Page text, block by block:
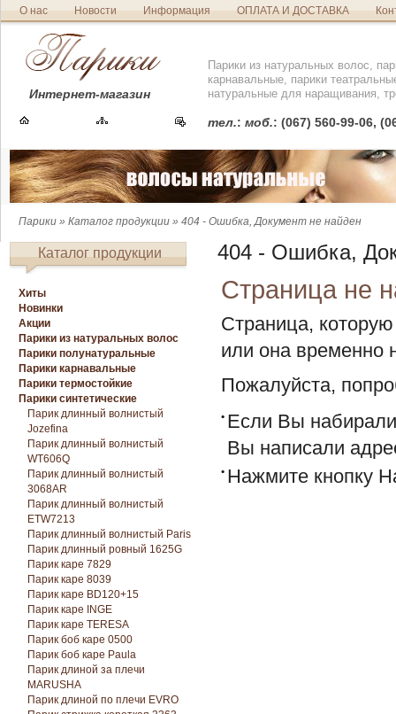
О нас Новости Информация ОПЛАТА И ДОСТАВКА
Интернет-магазин
Парики из натуральных волос,
карнавальные, парики
натуральные для наращивания,
тел.: моб.: (067) 560-99-06,
Парики » Каталог продукции » 404 - Ошибка, Документ не найден
Каталог продукции
Хиты
Новинки
Акции
Парики из натуральных волос
Парики полунатуральные
Парики карнавальные
Парики термостойкие
Парики синтетические
Парик длинный волнистый
Jozefina
Парик длинный волнистый
WT606Q
Парик длинный волнистый
3068AR
Парик длинный волнистый
ETW7213
Парик длинный волнистый Paris
Парик длинный ровный 1625G
Парик каре 7829
Парик каре 8039
Парик каре BD120+15
Парик каре INGE
Парик каре TERESA
Парик боб каре 0500
Парик боб каре Paula
Парик длиной за плечи
MARUSHA
Парик длиной по плечи EVRO
404 - Ошибка,
Страница не
Страница,
или она временно
Пожалуйста,
Если Вы набирали
Вы написали
Нажмите кнопку